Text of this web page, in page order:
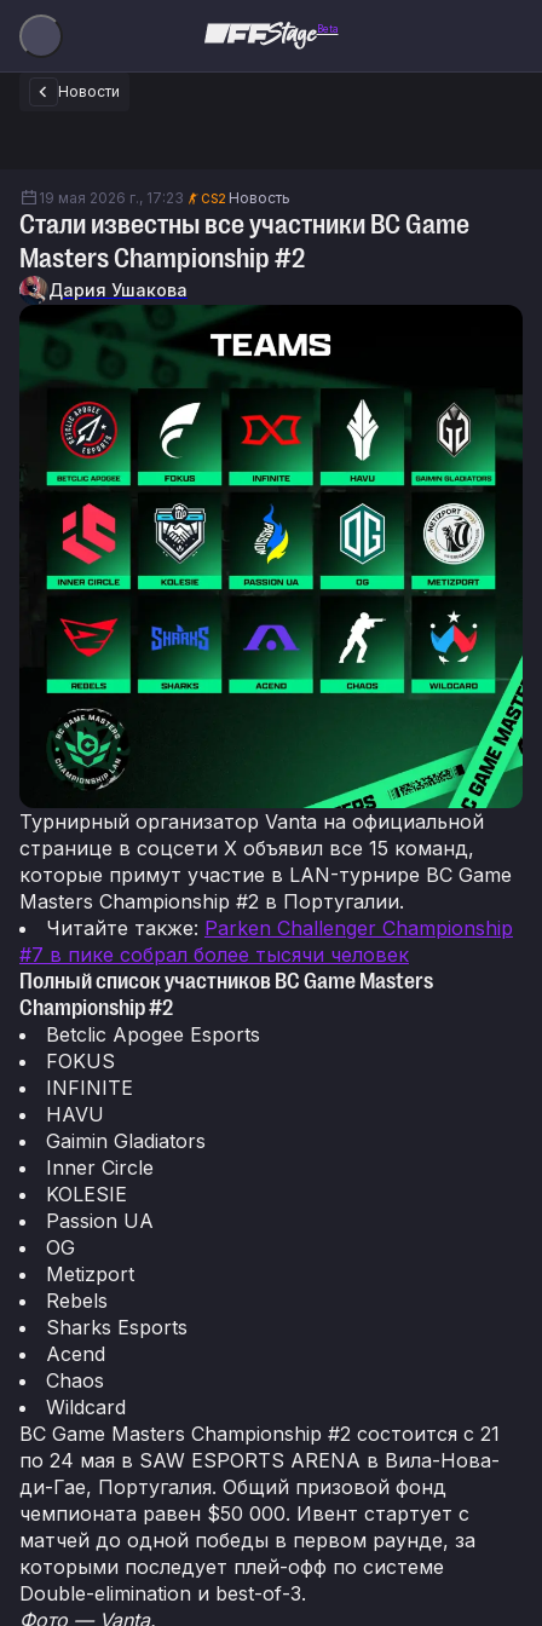
Beta
Новости
19 мая 2026 г., 17:23 CS2 Новость
Стали известны все участники BC Game
Masters Championship #2
Дария Ушакова
Турнирный организатор Vanta на официальной
странице в соцсети Х объявил все 15 команд,
которые примут участие в LAN-турнире BC Game
Masters Championship #2 в Португалии.
Читайте также: Parken Challenger Championship
#7 в пике собрал более тысячи человек
Полный список участников BC Game Masters
Championship #2
Betclic Apogee Esports
FOKUS
INFINITE
HAVU
Gaimin Gladiators
Inner Circle
KOLESIE
Passion UA
OG
Metizport
Rebels
Sharks Esports
Acend
Сhaos
Wildcard
BC Game Masters Championship #2 состоится с 21
по 24 мая в SAW ESPORTS ARENA в Вила-Нова-
ди-Гае, Португалия. Общий призовой фонд
чемпионата равен $50 000. Ивент стартует с
матчей до одной победы в первом раунде, за
которыми последует плей-офф по системе
Double-elimination и best-of-3.
Фото — Vanta.